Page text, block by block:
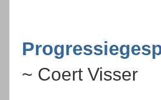
~ Coert Visser